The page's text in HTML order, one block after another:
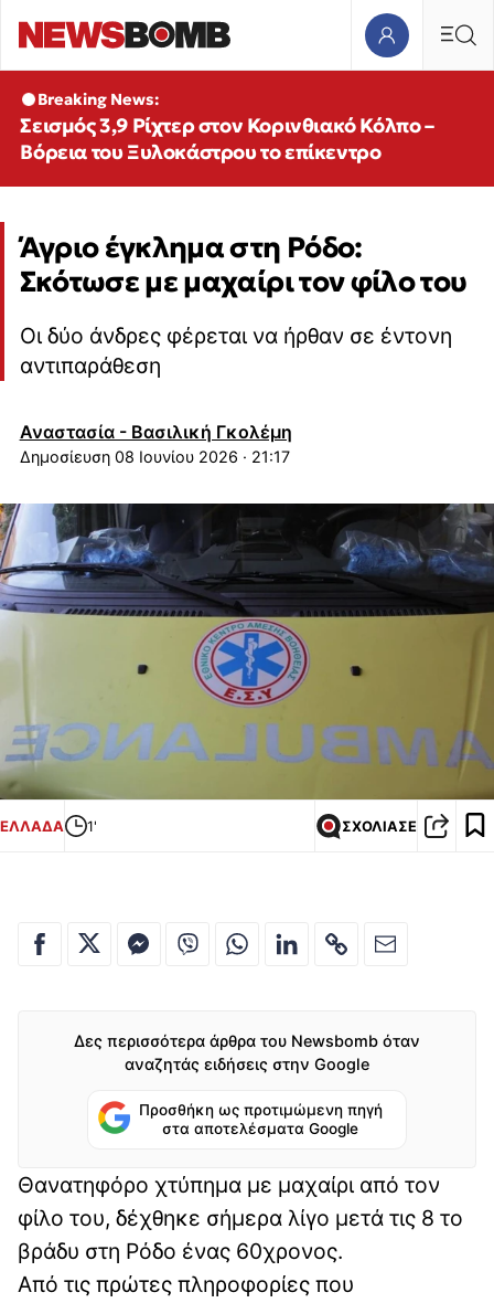
Breaking News:
Σεισμός 3,9 Ρίχτερ στον Κορινθιακό Κόλπο –
Βόρεια του Ξυλοκάστρου το επίκεντρο
Άγριο έγκλημα στη Ρόδο:
Σκότωσε με μαχαίρι τον φίλο του
Οι δύο άνδρες φέρεται να ήρθαν σε έντονη
αντιπαράθεση
Αναστασία - Βασιλική Γκολέμη
08 Ιουνίου 2026 · 21:17
ΕΛΛΑΔΑ 1' ΣΧΟΛΙΑΣΕ
Δες περισσότερα άρθρα του Newsbomb όταν
αναζητάς ειδήσεις στην Google
Προσθήκη ως προτιμώμενη πηγή
στα αποτελέσματα Google
Θανατηφόρο χτύπημα με μαχαίρι από τον
φίλο του, δέχθηκε σήμερα λίγο μετά τις 8 το
βράδυ στη Ρόδο ένας 60χρονος.
Από τις πρώτες πληροφορίες που